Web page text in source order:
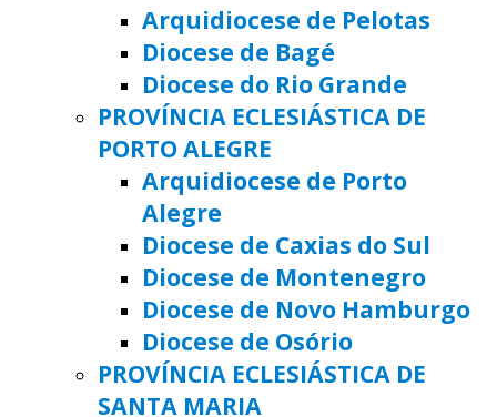
Arquidiocese de Pelotas
Diocese de Bagé
Diocese do Rio Grande
PROVÍNCIA ECLESIÁSTICA DE
PORTO ALEGRE
Arquidiocese de Porto
Alegre
Diocese de Caxias do Sul
Diocese de Montenegro
Diocese de Novo Hamburgo
Diocese de Osório
PROVÍNCIA ECLESIÁSTICA DE
SANTA MARIA